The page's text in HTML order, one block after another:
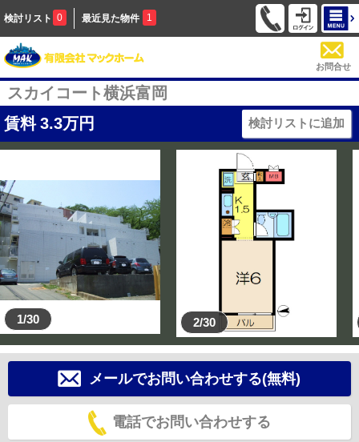
検討リスト 0 最近見た物件 1
お問合せ
スカイコート横浜富岡
賃料 3.3万円 検討リストに追加
1/30 2/30
メールでお問い合わせする(無料)
電話でお問い合わせする